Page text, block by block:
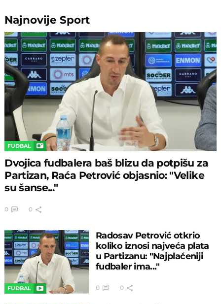
NajnovijeSport
FUDBAL
Dvojica fudbalera baš blizu da potpišu za
Partizan, Raća Petrović objasnio: "Velike
su šanse..."
0 0
FUDBAL
Radosav Petrović otkrio
koliko iznosi najveća plata
u Partizanu: "Najplaćeniji
fudbaler ima..."
0 0